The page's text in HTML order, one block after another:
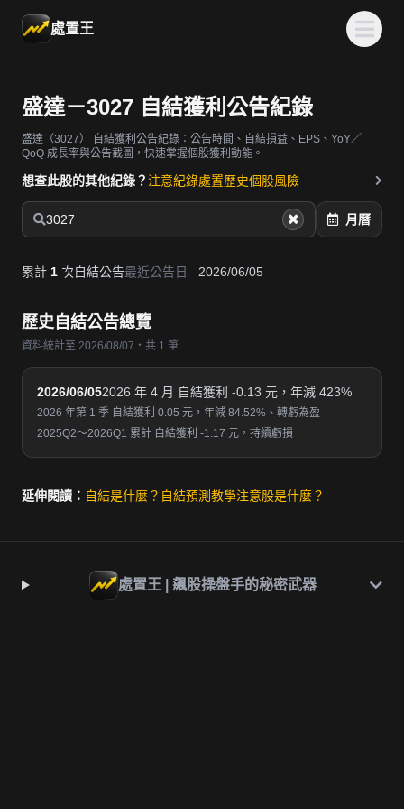
處置王
盛達－3027 自結獲利公告紀錄
盛達（3027）
自結獲利公告紀錄：公告時間、自結損益、EPS、YoY／
QoQ 成長率與公告截圖，快速掌握個股獲利動能。
想查此股的其他紀錄？ 注意紀錄處置歷史個股風險
3027 月曆
累計 1 次自結公告最近公告日 2026/06/05
歷史自結公告總覽
資料統計至 2026/08/07・共 1 筆
2026/06/052026 年 4 月 自結獲利 -0.13 元，年減 423%
2026 年第 1 季 自結獲利 0.05 元，年減 84.52%、轉虧為盈
2025Q2～2026Q1 累計 自結獲利 -1.17 元，持續虧損
延伸閱讀： 自結是什麼？ 自結預測教學注意股是什麼？
處置王 | 飆股操盤手的秘密武器